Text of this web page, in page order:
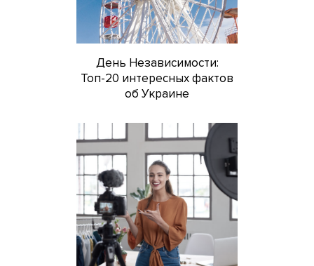
День Независимости:
Топ-20 интересных фактов
об Украине